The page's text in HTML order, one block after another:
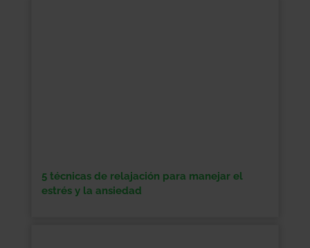
5 técnicas de relajación para manejar el
estrés y la ansiedad